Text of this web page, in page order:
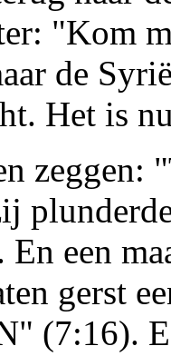
"Kom
de
Het is
zeggen:
En een
gerst
(7:16).